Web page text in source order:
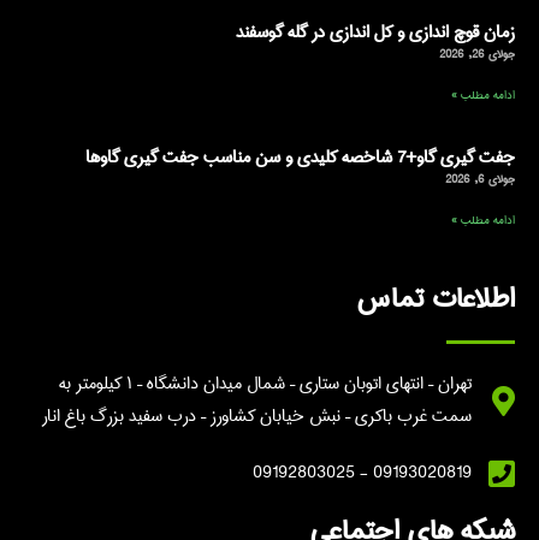
زمان قوچ اندازی و کل اندازی در گله گوسفند
جولای 26, 2026
ادامه مطلب »
جفت گیری گاو+7 شاخصه کلیدی و سن مناسب جفت گیری گاوها
جولای 6, 2026
ادامه مطلب »
اطلاعات تماس
تهران – انتهای اتوبان ستاری – شمال میدان دانشگاه – ۱ کیلومتر به
سمت غرب باکری – نبش خیابان کشاورز – درب سفید بزرگ باغ انار
09193020819 - 09192803025